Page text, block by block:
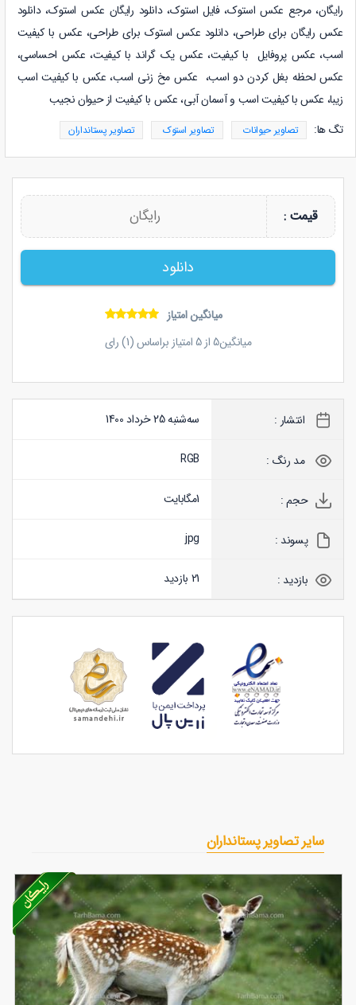
رایگان، مرجع عکس استوک، فایل استوک، دانلود رایگان عکس استوک، دانلود
عکس رایگان برای طراحی، دانلود عکس استوک برای طراحی، عکس با کیفیت
اسب، عکس پروفایل با کیفیت، عکس یک گراند با کیفیت، عکس احساسی،
عکس لحظه بغل کردن دو اسب، عکس مخ زنی اسب، عکس با کیفیت اسب
زیبا، عکس با کیفیت اسب و آسمان آبی، عکس با کیفیت از حیوان نجیب
تگ ها:
تصاویر حیوانات تصاویر استوک تصاویر پستانداران
قیمت : رایگان
دانلود
میانگین امتیاز
میانگین5از5امتیاز براساس (1) رای
انتشار : سه‌شنبه 25 خرداد 1400
مد رنگ : RGB
حجم : 1مگابایت
پسوند : jpg
بازدید : 21 بازدید
سایر تصاویر پستانداران